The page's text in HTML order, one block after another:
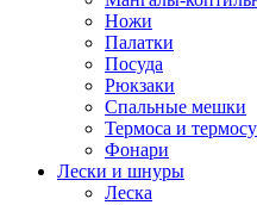
Ножи
Палатки
Посуда
Рюкзаки
Спальные мешки
Термоса и
Фонари
Лески и шнуры
Леска